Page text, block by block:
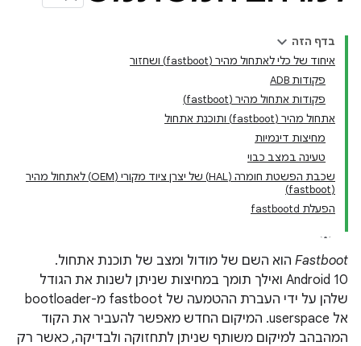
בדף הזה
איחוד של כלי לאתחול מהיר (fastboot) ושחזור
פקודות ADB
פקודות אתחול מהיר (fastboot)
אתחול מהיר (fastboot) ותוכנת אתחול
מחיצות דינמיות
טעינה במצב כבוי
שכבת הפשטת חומרה (HAL) של יצרן ציוד מקורי (OEM) לאתחול מהיר
(fastboot)
הפעלת fastbootd
Fastboot הוא השם של מודול ומצב של תוכנת אתחול.
‫Android 10 ואילך תומך במחיצות שניתן לשנות את הגודל
שלהן על ידי העברת ההטמעה של fastboot מ-bootloader
אל userspace. המיקום החדש מאפשר להעביר את הקוד
המהבהב למיקום משותף שניתן לתחזוקה ולבדיקה, כאשר רק